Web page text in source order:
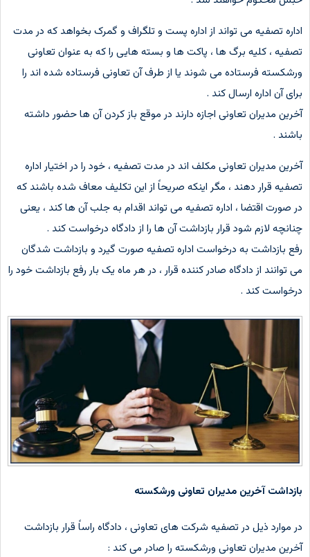
اداره تصفیه می تواند از اداره پست و تلگراف و گمرک بخواهد که در مدت
تصفیه ، کلیه برگ ها ، پاکت ها و بسته هایی را که به عنوان تعاونی
ورشکسته فرستاده می شوند یا از طرف آن تعاونی فرستاده شده اند را
برای آن اداره ارسال کند .
آخرین مدیران تعاونی اجازه دارند در موقع باز کردن آن ها حضور داشته
باشند .
آخرین مدیران تعاونی مکلف اند در مدت تصفیه ، خود را در اختیار اداره
تصفیه قرار دهند ، مگر اینکه صریحاً از این تکلیف معاف شده باشند که
در صورت اقتضا ، اداره تصفیه می تواند اقدام به جلب آن ها کند ، یعنی
چنانچه لازم شود قرار بازداشت آن ها را از دادگاه درخواست کند .
رفع بازداشت به درخواست اداره تصفیه صورت گیرد و بازداشت شدگان
می توانند از دادگاه صادر کننده قرار ، در هر ماه یک بار رفع بازداشت خود را
درخواست کند .
بازداشت آخرین مدیران تعاونی ورشکسته
در موارد ذیل در تصفیه شرکت های تعاونی ، دادگاه راساً قرار بازداشت
آخرین مدیران تعاونی ورشکسته را صادر می کند :